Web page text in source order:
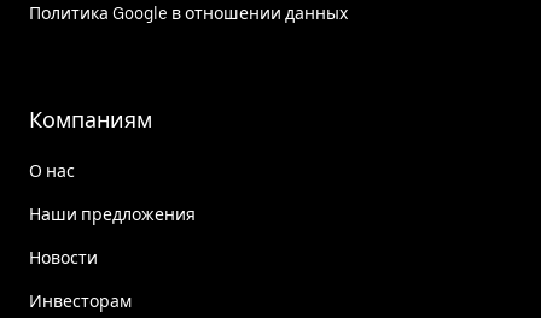
Политика Google в отношении данных
Компаниям
О нас
Наши предложения
Новости
Инвесторам